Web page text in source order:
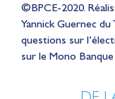
©BPCE-2020.
Yannick Guernec
questions sur
sur le Mono